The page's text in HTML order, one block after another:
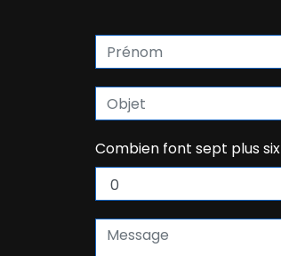
Combien font sept plus six